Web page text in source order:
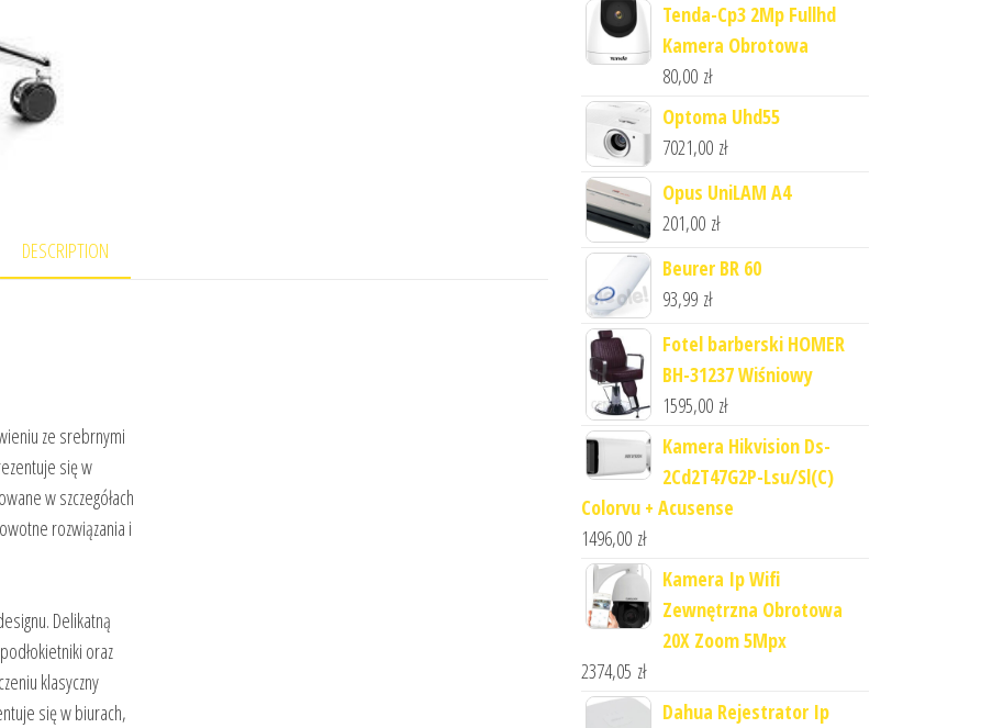
DESCRIPTION
ze srebrnymi
się w
w szczegółach
rozwiązania i
Delikatną
oraz
klasyczny
się w biurach,
Tenda-Cp3 2Mp Fullhd
Kamera Obrotowa
80,00 zł
Optoma Uhd55
7021,00 zł
Opus UniLAM A4
201,00 zł
Beurer BR 60
93,99 zł
Fotel barberski HOMER
BH-31237 Wiśniowy
1595,00 zł
Kamera Hikvision Ds-
2Cd2T47G2P-Lsu/Sl(C)
Colorvu + Acusense
1496,00 zł
Kamera Ip Wifi
Zewnętrzna Obrotowa
20X Zoom 5Mpx
2374,05 zł
Dahua Rejestrator Ip